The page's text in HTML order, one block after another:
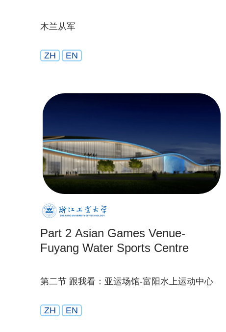
木兰从军
ZH EN
Part 2 Asian Games Venue-
Fuyang Water Sports Centre
第二节 跟我看：亚运场馆-富阳水上运动中心
ZH EN